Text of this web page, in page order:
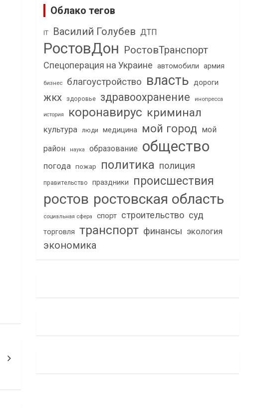
Облако тегов
IT Василий Голубев ДТП
РостовДон РостовТранспорт
Спецоперация на Украине автомобили армия
бизнес благоустройство власть дороги
жкх здоровье здравоохранение инопресса
история коронавирус криминал
культура люди медицина мой город мой
район
наука образование общество
погода пожар политика полиция
правительство праздники происшествия
ростов ростовская область
социальная сфера спорт строительство суд
торговля транспорт финансы экология
экономика